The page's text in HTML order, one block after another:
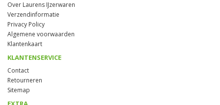
Over Laurens IJzerwaren
Verzendinformatie
Privacy Policy
Algemene voorwaarden
Klantenkaart
KLANTENSERVICE
Contact
Retourneren
Sitemap